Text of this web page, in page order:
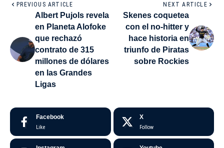
PREVIOUS ARTICLE
Albert Pujols revela
en Planeta Alofoke
que rechazó
contrato de 315
millones de dólares
en las Grandes
Ligas
NEXT ARTICLE
Skenes coquetea
con el no-hitter y
hace historia en
triunfo de Piratas
sobre Rockies
Facebook
Like
X
Follow